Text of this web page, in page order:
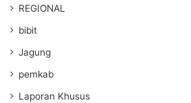
REGIONAL
bibit
Jagung
pemkab
Laporan Khusus